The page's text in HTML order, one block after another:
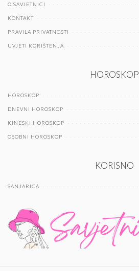
O SAVJETNICI
KONTAKT
PRAVILA PRIVATNOSTI
UVJETI KORIŠTENJA
HOROSKOP
HOROSKOP
DNEVNI HOROSKOP
KINESKI HOROSKOP
OSOBNI HOROSKOP
KORISNO
SANJARICA